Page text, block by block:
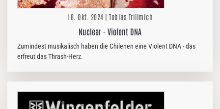
18. Okt. 2024 | Tobias Trillmich
Nuclear - Violent DNA
Zumindest musikalisch haben die Chilenen eine Violent DNA - das
erfreut das Thrash-Herz.